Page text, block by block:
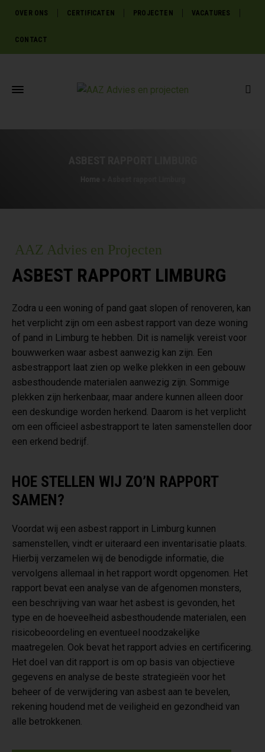
OVER ONS CERTIFICATEN PROJECTEN VACATURES
CONTACT
AAZ Advies en Projecten
ASBEST RAPPORT LIMBURG
Zodra u een woning of pand gaat slopen of renoveren, kan
het verplicht zijn om een asbest rapport van deze woning
of pand in Limburg te hebben. Dit is namelijk vereist voor
bouwwerken waar asbest aanwezig kan zijn. Een
asbestrapport laat zien op welke plekken in een gebouw
asbesthoudende materialen aanwezig zijn. Sommige
plekken zijn herkenbaar, maar andere kunnen alleen door
een deskundige worden herkend. Daarom is het verplicht
om een officieel asbestrapport te laten samenstellen door
een erkend bedrijf.
HOE STELLEN WIJ ZO’N RAPPORT
SAMEN?
Voordat wij een asbest rapport in Limburg kunnen
samenstellen, vindt er uiteraard een inventarisatie plaats.
Hierbij verzamelen wij de benodigde informatie, die
vervolgens allemaal in het rapport wordt opgenomen. Het
rapport bevat een analyse van de afgenomen monsters,
een beschrijving van waar het asbest is gevonden, het
type en de hoeveelheid asbesthoudende materialen, een
risicobeoordeling en eventueel noodzakelijke
maatregelen. Ook bevat het rapport advies en certificering.
Het doel van dit rapport is om op basis van objectieve
gegevens en analyse de beste strategieën voor het
beheer of de verwijdering van asbest aan te bevelen,
rekening houdend met de veiligheid en gezondheid van
alle betrokkenen.